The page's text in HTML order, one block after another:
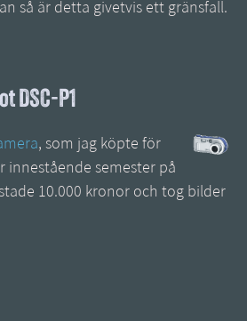
så är detta givetvis ett gränsfall.
DSC-P1
, som jag köpte för
innestående semester på
10.000 kronor och tog bilder